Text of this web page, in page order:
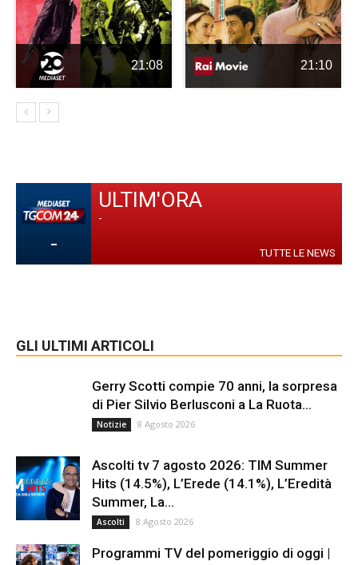
21:08 21:10
-
ULTIM'ORA
-
TUTTE LE NEWS
GLI ULTIMI ARTICOLI
Gerry Scotti compie 70 anni, la sorpresa
di Pier Silvio Berlusconi a La Ruota...
Notizie 8 Agosto 2026
Ascolti tv 7 agosto 2026: TIM Summer
Hits (14.5%), L’Erede (14.1%), L’Eredità
Summer, La...
Ascolti 8 Agosto 2026
Programmi TV del pomeriggio di oggi |